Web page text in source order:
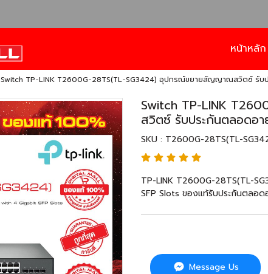
หน้าหลัก
Switch TP-LINK T2600G-28TS(TL-SG3424) อุปกรณ์ขยายสัญญาณสวิตซ์ รับป
Switch TP-LINK
สวิตซ์ รับประกันตลอดอา
SKU : T2600G-28TS(TL-
TP-LINK T2600G-28TS(TL-
SFP Slots ของแท้รับประกันตลอด
Message Us